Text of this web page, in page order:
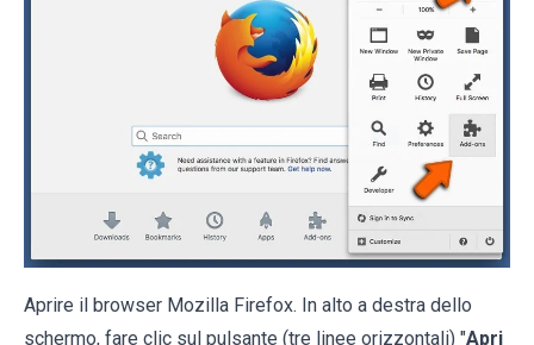
Aprire il browser Mozilla Firefox. In alto a destra dello
schermo, fare clic sul pulsante (tre linee orizzontali) "Apri